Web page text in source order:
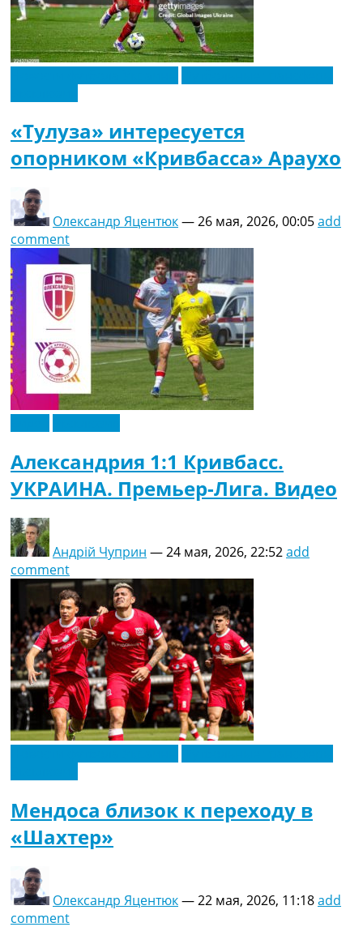
«Тулуза» интересуется
опорником «Кривбасса» Араухо
Олександр Яцентюк—26 мая, 2026, 00:05add
comment
Александрия 1:1 Кривбасс.
УКРАИНА. Премьер-Лига. Видео
Андрій Чуприн —24 мая, 2026, 22:52add
comment
Мендоса близок к переходу в
«Шахтер»
Олександр Яцентюк—22 мая, 2026, 11:18add
comment